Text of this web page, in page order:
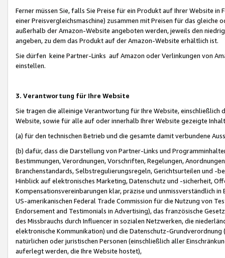
Ferner müssen Sie, falls Sie Preise für ein Produkt auf Ihrer Website
einer Preisvergleichsmaschine) zusammen mit Preisen für das
außerhalb der Amazon-Website angeboten werden, jeweils den
angeben, zu dem das Produkt auf der Amazon-Website erhältlich ist.
Sie dürfen keine Partner-Links auf Amazon oder Verlinkungen von
einstellen.
3. Verantwortung für Ihre Website
Sie tragen die alleinige Verantwortung für Ihre Website,
Website, sowie für alle auf oder innerhalb Ihrer Website gezeigte
(a) für den technischen Betrieb und die gesamte damit verbundene
(b) dafür, dass die Darstellung von Partner-Links und
Bestimmungen, Verordnungen, Vorschriften, Regelungen,
Branchenstandards, Selbstregulierungsregeln, Gerichtsurteilen und -
Hinblick auf elektronisches Marketing, Datenschutz und -sicherheit,
Kompensationsvereinbarungen klar, präzise und unmissverständlich
US-amerikanischen Federal Trade Commission für die Nutzung von
Endorsement and Testimonials in Advertising), das französische
des Missbrauchs durch Influencer in sozialen Netzwerken, die
elektronische Kommunikation) und die Datenschutz-
natürlichen oder juristischen Personen (einschließlich aller
auferlegt werden, die Ihre Website hostet),